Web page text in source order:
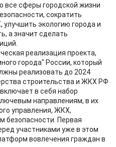
все сферы городской жизни
сократить
экологию города и
а значит сделать
реализация проекта,
города" России, который
реализовать до 2024
строительства и ЖКХ РФ
в себя набор
направлениям, в их
управления, ЖКХ,
безопасности. Первая
участниками уже в этом
вовлечения граждан в